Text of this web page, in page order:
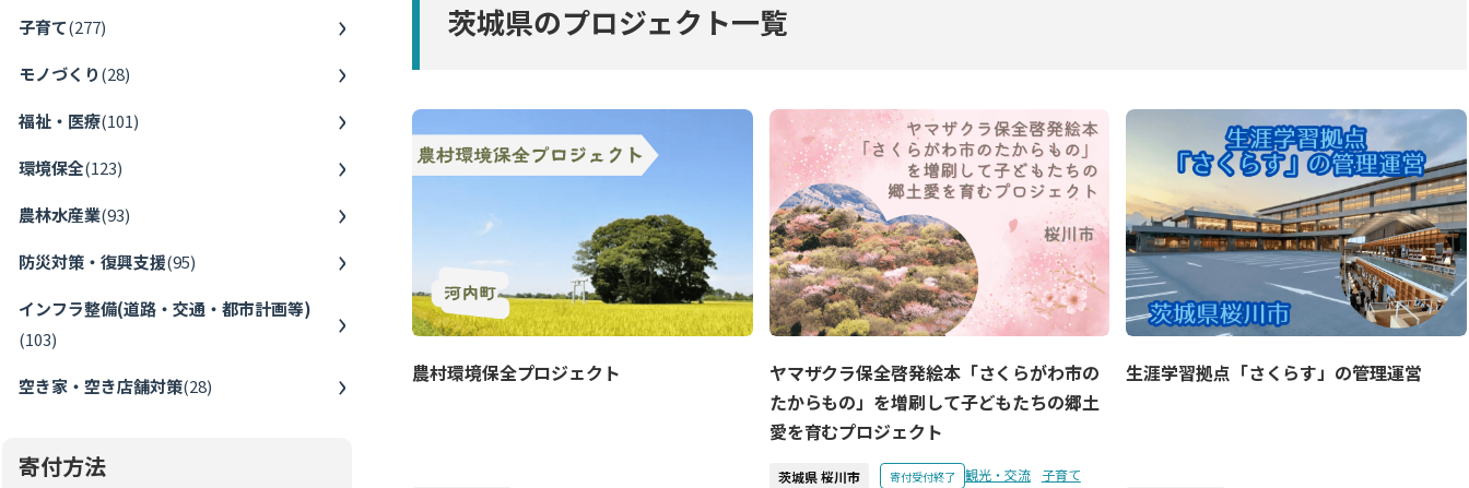
子育て(277)
モノづくり(28)
福祉・医療(101)
環境保全(123)
農林水産業(93)
防災対策・復興支援(95)
インフラ整備(道路・交通・都市計画等)
(103)
空き家・空き店舗対策(28)
寄付方法
茨城県のプロジェクト一覧
農村環境保全プロジェクト
ヤマザクラ保全啓発絵本「さくらがわ市の
たからもの」を増刷して子どもたちの郷土
愛を育むプロジェクト
茨城県 桜川市 寄付受付終了 観光・交流
子育て
生涯学習拠点「さくらす」の管理運営